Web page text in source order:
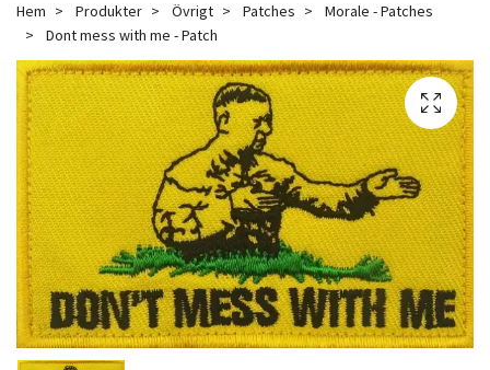
Hem Produkter Övrigt Patches
Morale - Patches
Dont mess with me - Patch